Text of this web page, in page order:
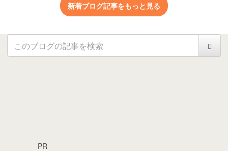
新着ブログ記事をもっと見る
PR